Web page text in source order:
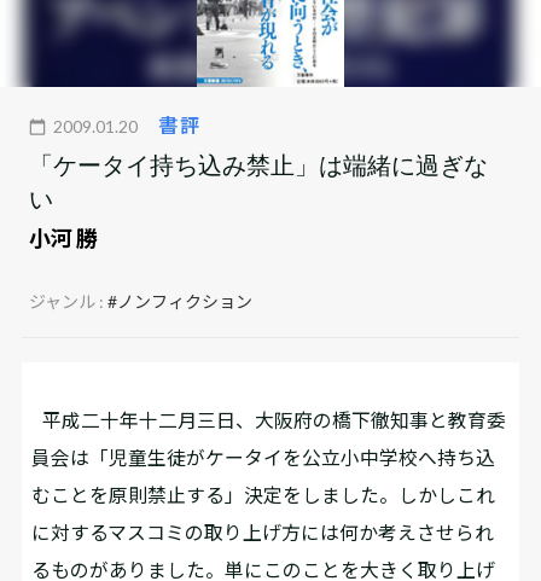
2009.01.20 書評
「ケータイ持ち込み禁止」は端緒に過ぎな
い
小河 勝
ジャンル :#ノンフィクション
平成二十年十二月三日、大阪府の橋下徹知事と教育委
員会は「児童生徒がケータイを公立小中学校へ持ち込
むことを原則禁止する」決定をしました。しかしこれ
に対するマスコミの取り上げ方には何か考えさせられ
るものがありました。単にこのことを大きく取り上げ